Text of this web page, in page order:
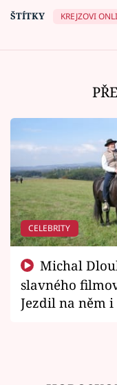
ŠTÍTKY
KREJZOVI
CELEBRITY
slavného
Jezdil na něm